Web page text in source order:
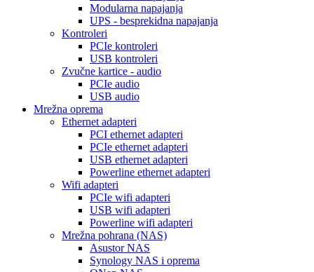
Modularna napajanja
UPS - besprekidna napajanja
Kontroleri
PCIe kontroleri
USB kontroleri
Zvučne kartice - audio
PCIe audio
USB audio
Mrežna oprema
Ethernet adapteri
PCI ethernet adapteri
PCIe ethernet adapteri
USB ethernet adapteri
Powerline ethernet adapteri
Wifi adapteri
PCIe wifi adapteri
USB wifi adapteri
Powerline wifi adapteri
Mrežna pohrana (NAS)
Asustor NAS
Synology NAS i oprema